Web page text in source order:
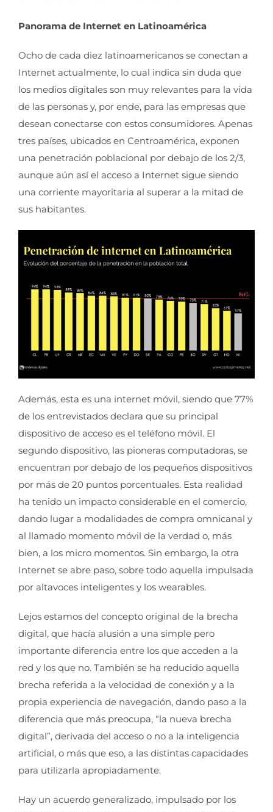
Panorama de Internet en Latinoamérica
Ocho de cada diez latinoamericanos se conectan a
Internet actualmente, lo cual indica sin duda que
los medios digitales son muy relevantes para la vida
de las personas y, por ende, para las empresas que
desean conectarse con estos consumidores. Apenas
tres países, ubicados en Centroamérica, exponen
una penetración poblacional por debajo de los 2/3,
aunque aún así el acceso a Internet sigue siendo
una corriente mayoritaria al superar a la mitad de
sus habitantes.
Además, esta es una internet móvil, siendo que 77%
de los entrevistados declara que su principal
dispositivo de acceso es el teléfono móvil. El
segundo dispositivo, las pioneras computadoras, se
encuentran por debajo de los pequeños dispositivos
por más de 20 puntos porcentuales. Esta realidad
ha tenido un impacto considerable en el comercio,
dando lugar a modalidades de compra omnicanal y
al llamado momento móvil de la verdad o, más
bien, a los micro momentos. Sin embargo, la otra
Internet se abre paso, sobre todo aquella impulsada
por altavoces inteligentes y los wearables.
Lejos estamos del concepto original de la brecha
digital, que hacía alusión a una simple pero
importante diferencia entre los que acceden a la
red y los que no. También se ha reducido aquella
brecha referida a la velocidad de conexión y a la
propia experiencia de navegación, dando paso a la
diferencia que más preocupa, “la nueva brecha
digital”, derivada del acceso o no a la inteligencia
artificial, o más que eso, a las distintas capacidades
para utilizarla apropiadamente.
Hay un acuerdo generalizado, impulsado por los